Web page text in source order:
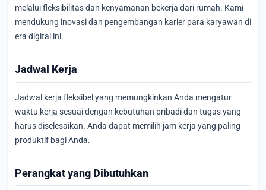
melalui fleksibilitas dan kenyamanan bekerja dari rumah. Kami
mendukung inovasi dan pengembangan karier para karyawan di
era digital ini.
Jadwal Kerja
Jadwal kerja fleksibel yang memungkinkan Anda mengatur
waktu kerja sesuai dengan kebutuhan pribadi dan tugas yang
harus diselesaikan. Anda dapat memilih jam kerja yang paling
produktif bagi Anda.
Perangkat yang Dibutuhkan